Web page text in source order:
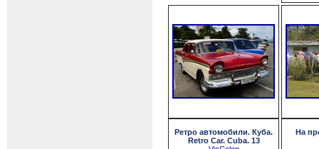
Ретро автомобили. Куба.
Retro Car. Cuba. 13
На